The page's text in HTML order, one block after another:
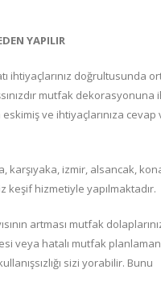
YAPILIR
ihtiyaçlarınız doğrultusunda
mutfak dekorasyonuna
ve ihtiyaçlarınıza
karşıyaka, izmir, alsancak,
keşif hizmetiyle yapılmaktadır.
artması mutfak
veya hatalı mutfak
sizi yorabilir. Bunu